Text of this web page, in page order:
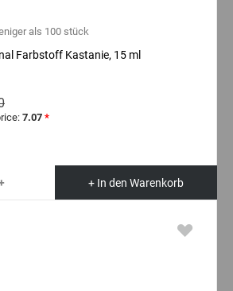
als 100 stück
Farbstoff Kastanie, 15 ml
7.07 *
+ In den Warenkorb